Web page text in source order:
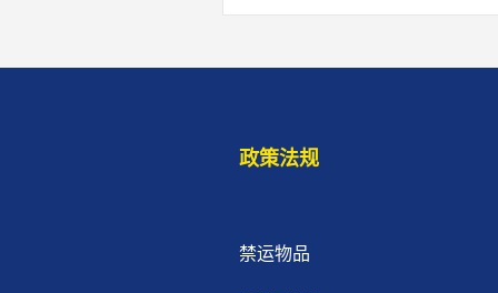
政策法规
禁运物品